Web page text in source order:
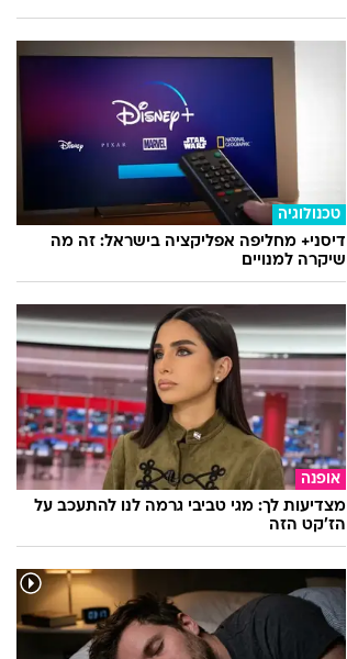
טכנולוגיה
דיסני+ מחליפה אפליקציה בישראל: זה מה
שיקרה למנויים
אופנה
מצדיעות לך: מגי טביבי גרמה לנו להתעכב על
הז'קט הזה